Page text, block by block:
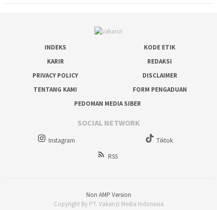
INDEKS
KODE ETIK
KARIR
REDAKSI
PRIVACY POLICY
DISCLAIMER
TENTANG KAMI
FORM PENGADUAN
PEDOMAN MEDIA SIBER
SOCIAL NETWORK
Instagram
Tiktok
RSS
Non AMP Version
Copyright By PT. Vakanzi Media Indonesia